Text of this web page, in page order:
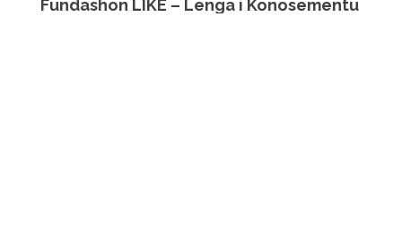
Fundashon LIKE – Lenga i Konosementu